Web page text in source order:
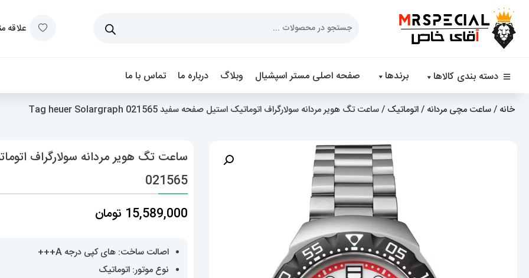
علاقه
دسته بندی کالاها برندها صفحه اصلی مستر اسپشیال وبلاگ درباره ما تماس با ما
خانه /ساعت مچی مردانه /اتوماتیک / ساعت تگ هویر مردانه سولارگراف اتوماتیک استیل صفحه سفید Tag heuer Solargraph 021565
021565
15,589,000 تومان
اصالت ساخت: های کپی درجه A+++
نوع موتور: اتوماتیک